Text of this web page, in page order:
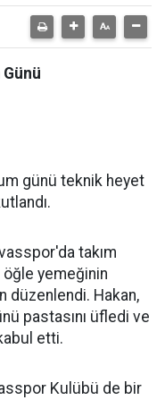
günü teknik heyet
takım
öğle yemeğinin
düzenlendi. Hakan,
pastasını üfledi ve
etti.
Kulübü de bir